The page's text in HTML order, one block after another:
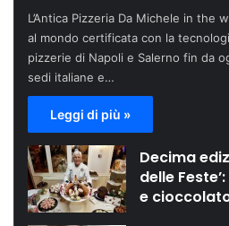
L’Antica Pizzeria Da Michele in the
al mondo certificata con la
pizzerie di Napoli e Salerno fin da
sedi italiane e…
Leggi di più »
Decima
delle
e